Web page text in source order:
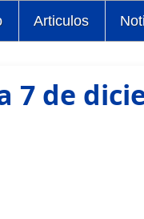
Articulos
7 de